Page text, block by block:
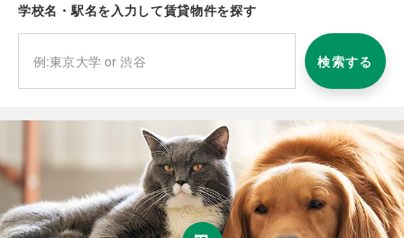
学校名・駅名を入力して賃貸物件を探す
検索する